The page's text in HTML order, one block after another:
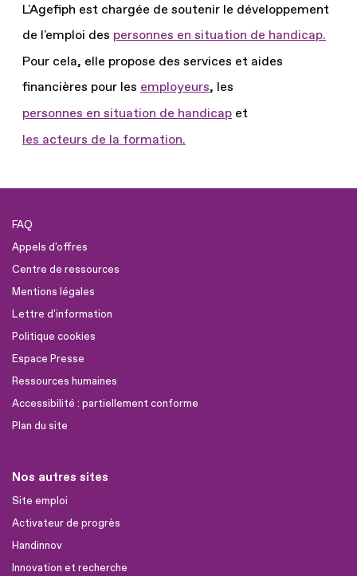
L'Agefiph est chargée de soutenir le développement
de l'emploi des personnes en situation de handicap.
Pour cela, elle propose des services et aides
financières pour les employeurs, les
personnes en situation de handicap et
les acteurs de la formation.
FAQ
Appels d'offres
Centre de ressources
Mentions légales
Lettre d'information
Politique cookies
Espace Presse
Ressources humaines
Accessibilité : partiellement conforme
Plan du site
Nos autres sites
Site emploi
Activateur de progrès
Handinnov
Innovation et recherche